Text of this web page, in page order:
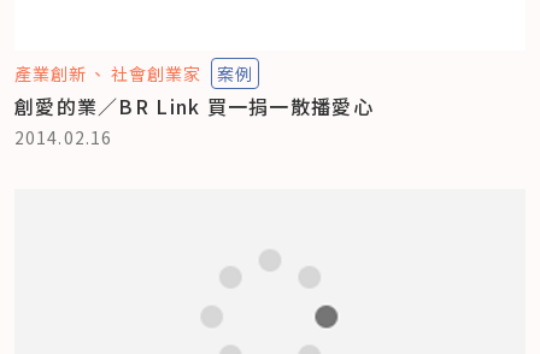
產業創新 社會創業家 案例
創愛的業／BR Link 買一捐一散播愛心
2014.02.16